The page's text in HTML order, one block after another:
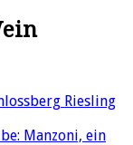
Riesling
Manzoni, ein